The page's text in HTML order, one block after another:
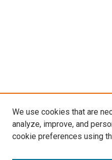
We use cookies that are
analyze, improve, and
cookie preferences using